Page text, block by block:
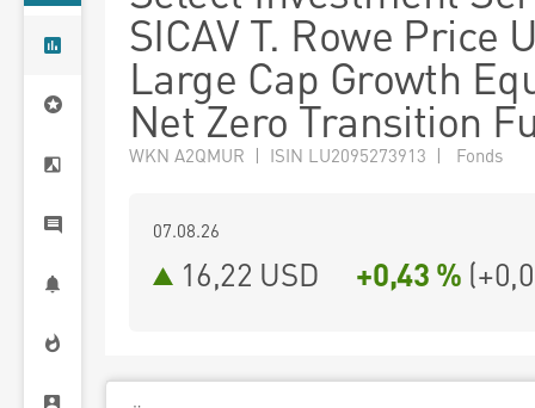
SICAV T. Rowe Price
Large Cap Growth
Net Zero Transition
WKN A2QMUR | ISIN LU2095273913 | Fonds
07.08.26
16,22 USD +0,43 % (